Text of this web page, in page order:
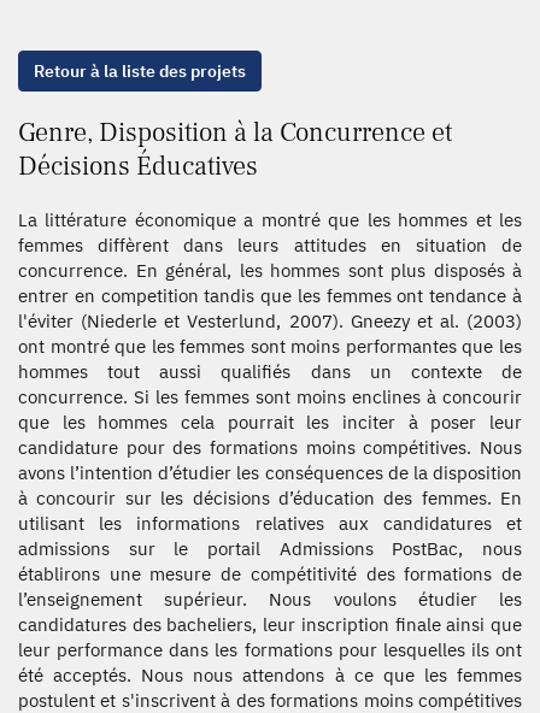
Retour à la liste des projets
Genre, Disposition à la Concurrence et
Décisions Éducatives
La littérature économique a montré que les hommes et les
femmes diffèrent dans leurs attitudes en situation de
concurrence. En général, les hommes sont plus disposés à
entrer en competition tandis que les femmes ont tendance à
l'éviter (Niederle et Vesterlund, 2007). Gneezy et al. (2003)
ont montré que les femmes sont moins performantes que les
hommes tout aussi qualifiés dans un contexte de
concurrence. Si les femmes sont moins enclines à concourir
que les hommes cela pourrait les inciter à poser leur
candidature pour des formations moins compétitives. Nous
avons l’intention d’étudier les conséquences de la disposition
à concourir sur les décisions d’éducation des femmes. En
utilisant les informations relatives aux candidatures et
admissions sur le portail Admissions PostBac, nous
établirons une mesure de compétitivité des formations de
l’enseignement supérieur. Nous voulons étudier les
candidatures des bacheliers, leur inscription finale ainsi que
leur performance dans les formations pour lesquelles ils ont
été acceptés. Nous nous attendons à ce que les femmes
postulent et s'inscrivent à des formations moins compétitives